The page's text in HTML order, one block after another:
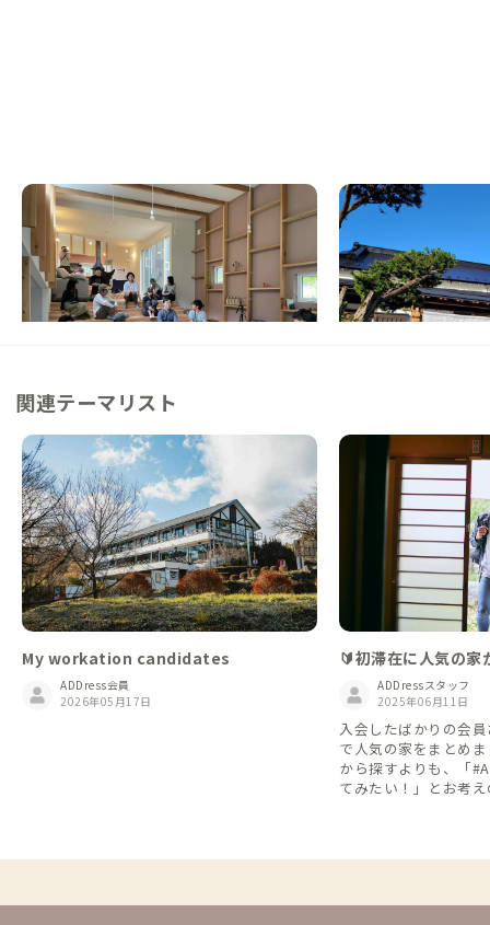
檜原A邸
東京都 ゲストハウス
【新宿から約90分】東京の村で清流と森に
囲まれて働くワークライフ拠点
この家からの距離 11km
清川B邸
【ペット同伴OK】宮
自然と手しごとに触
この家からの距離 15km
関連テーマリスト
My workation candidates
ADDress会員
2026年05月17日
🔰初滞在に人気の
eをはじめよう
ADDressスタッフ
2025年06月11日
入会したばかりの会
で人気の家をまとめ
から探すよりも、「
てみたい！」とお考